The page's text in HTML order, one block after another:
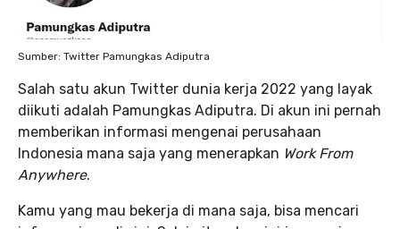
Sumber: Twitter Pamungkas Adiputra
Salah satu akun Twitter dunia kerja 2022 yang layak
diikuti adalah Pamungkas Adiputra. Di akun ini pernah
memberikan informasi mengenai perusahaan
Indonesia mana saja yang menerapkan Work From
Anywhere.
Kamu yang mau bekerja di mana saja, bisa mencari